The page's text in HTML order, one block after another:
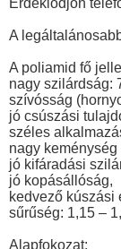
A
A poliamid fő
nagy szilárdság:
szívósság
jó csúszási
széles
nagy
jó kifáradási
jó kopásállóság,
kedvező kúszási
sűrűség: 1,15 –
Alapfokozat: